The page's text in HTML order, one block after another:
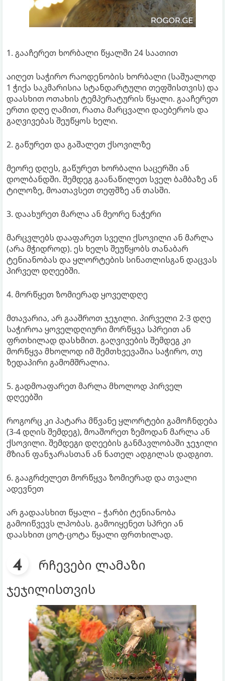
1. გააჩერეთ ხორბალი წყალში 24 საათით
აიღეთ საჭირო რაოდენობის ხორბალი (საშუალოდ
1 ჭიქა საკმარისია სტანდარტული თეფშისთვის) და
დაასხით ოთახის ტემპერატურის წყალი. გააჩერეთ
ერთი დღე ღამით, რათა მარცვალი დაებეროს და
გაღვივებას შეუწყოს ხელი.
2. გაწურეთ და გაშალეთ ქსოვილზე
მეორე დღეს, გაწურეთ ხორბალი საცერში ან
დოლბანდში. შემდეგ გაანაწილეთ სველ ბამბაზე ან
ტილოზე, მოათავსეთ თეფშზე ან თასში.
3. დაახურეთ მარლა ან მეორე ნაჭერი
მარცვლებს დააფარეთ სველი ქსოვილი ან მარლა
(არა მჭიდროდ). ეს ხელს შეუწყობს თანაბარ
ტენიანობას და ყლორტების სინათლისგან დაცვას
პირველ დღეებში.
4. მორწყეთ ზომიერად ყოველდღე
მთავარია, არ გააშროთ ჯეჯილი. პირველი 2-3 დღე
საჭიროა ყოველდღიური მორწყვა სპრეით ან
ფრთხილად დასხმით. გაღვივების შემდეგ კი
მორწყვა მხოლოდ იმ შემთხვევაშია საჭირო, თუ
ზედაპირი გამომშრალია.
5. გადმოაფარეთ მარლა მხოლოდ პირველ
დღეებში
როგორც კი პატარა მწვანე ყლორტები გამოჩნდება
(3-4 დღის შემდეგ), მოაშორეთ ზემოდან მარლა ან
ქსოვილი. შემდეგი დღეების განმავლობაში ჯეჯილი
მზიან ფანჯარასთან ან ნათელ ადგილას დადგით.
6. გააგრძელეთ მორწყვა ზომიერად და თვალი
ადევნეთ
არ გადაასხით წყალი – ჭარბი ტენიანობა
გამოიწვევს ლპობას. გამოიყენეთ სპრეი ან
დაასხით ცოტ-ცოტა წყალი ფრთხილად.
რჩევები ლამაზი
ჯეჯილისთვის